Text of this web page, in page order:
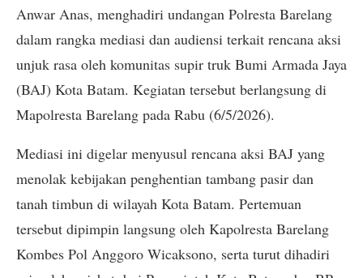
Anwar Anas, menghadiri undangan Polresta Barelang
dalam rangka mediasi dan audiensi terkait rencana aksi
unjuk rasa oleh komunitas supir truk Bumi Armada Jaya
(BAJ) Kota Batam. Kegiatan tersebut berlangsung di
Mapolresta Barelang pada Rabu (6/5/2026).
Mediasi ini digelar menyusul rencana aksi BAJ yang
menolak kebijakan penghentian tambang pasir dan
tanah timbun di wilayah Kota Batam. Pertemuan
tersebut dipimpin langsung oleh Kapolresta Barelang
Kombes Pol Anggoro Wicaksono, serta turut dihadiri